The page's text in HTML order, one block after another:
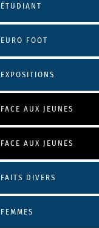
ÉTUDIANT
EURO FOOT
EXPOSITIONS
FACE AUX JEUNES
FACE AUX JEUNES
FAITS DIVERS
FEMMES